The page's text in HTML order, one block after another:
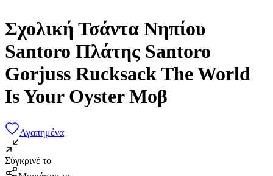
Σχολική Τσάντα Νηπίου
Santoro Πλάτης Santoro
Gorjuss Rucksack The World
Is Your Oyster Μοβ
Αγαπημένα
Σύγκρινέ το